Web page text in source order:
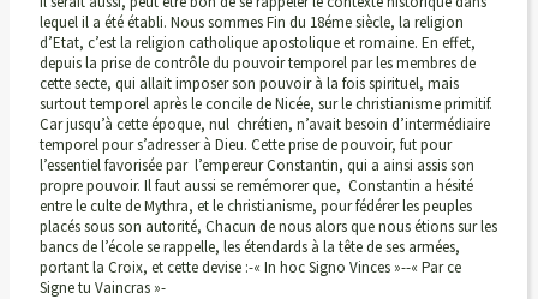
lequel il a été établi. Nous sommes Fin du 18éme siècle, la religion
d’Etat, c’est la religion catholique apostolique et romaine. En effet,
depuis la prise de contrôle du pouvoir temporel par les membres de
cette secte, qui allait imposer son pouvoir à la fois spirituel, mais
surtout temporel après le concile de Nicée, sur le christianisme primitif.
Car jusqu’à cette époque, nul chrétien, n’avait besoin d’intermédiaire
temporel pour s’adresser à Dieu. Cette prise de pouvoir, fut pour
l’essentiel favorisée par l’empereur Constantin, qui a ainsi assis son
propre pouvoir. Il faut aussi se remémorer que, Constantin a hésité
entre le culte de Mythra, et le christianisme, pour fédérer les peuples
placés sous son autorité, Chacun de nous alors que nous étions sur les
bancs de l’école se rappelle, les étendards à la tête de ses armées,
portant la Croix, et cette devise :-« In hoc Signo Vinces »--« Par ce
Signe tu Vaincras »-